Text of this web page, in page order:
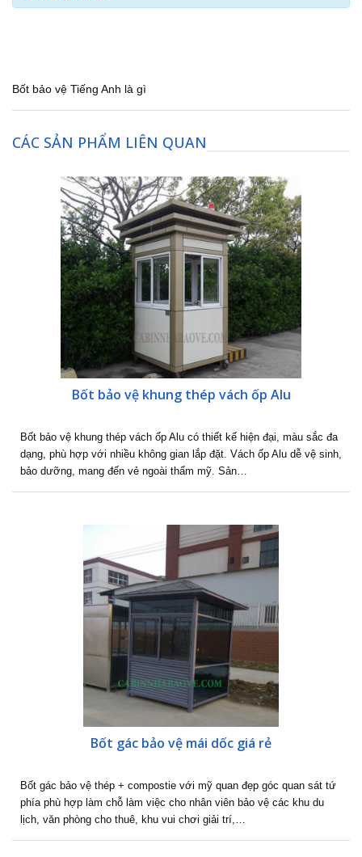
Bốt bảo vệ Tiếng Anh là gì
CÁC SẢN PHẨM LIÊN QUAN
Bốt bảo vệ khung thép vách ốp Alu
Bốt bảo vệ khung thép vách ốp Alu có thiết kế hiện đại, màu sắc đa
dạng, phù hợp với nhiều không gian lắp đặt. Vách ốp Alu dễ vệ sinh,
bảo dưỡng, mang đến vẻ ngoài thẩm mỹ. Sản…
Bốt gác bảo vệ mái dốc giá rẻ
Bốt gác bảo vệ thép + compostie với mỹ quan đẹp góc quan sát tứ
phía phù hợp làm chỗ làm việc cho nhân viên bảo vệ các khu du
lịch, văn phòng cho thuê, khu vui chơi giải trí,…